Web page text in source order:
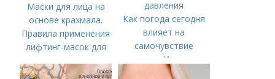
Маски для лица на
основе крахмала.
Правила применения
лифтинг-масок для
Как погода сегодня
влияет на
самочувствие
человека. Изменение
самочувствия при